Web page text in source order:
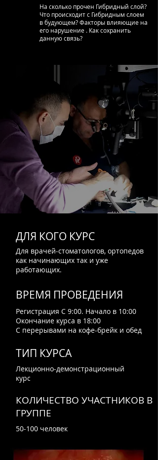
На сколько прочен Гибридный слой?
Что происходит с Гибридным слоем
в будующем? Факторы влияющие на
его нарушение . Как сохранить
данную связь?
ДЛЯ КОГО КУРС
Для врачей-стоматологов, ортопедов
как начинающих так и уже
работающих.
ВРЕМЯ ПРОВЕДЕНИЯ
Регистрация С 9:00. Начало в 10:00
Окончание курса в 18:00
С перерывами на кофе-брейк и обед
ТИП КУРСА
Лекционно-демонстрационный
курс
КОЛИЧЕСТВО УЧАСТНИКОВ В
ГРУППЕ
50-100 человек